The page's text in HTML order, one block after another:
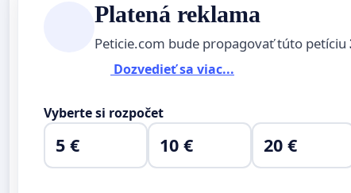
Platená reklama
Peticie.com bude propagovať túto petíciu
Dozvedieť sa viac...
Vyberte si rozpočet
5 € 10 € 20 €